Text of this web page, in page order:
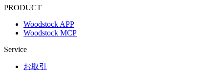
PRODUCT
Woodstock APP
Woodstock MCP
Service
お取引